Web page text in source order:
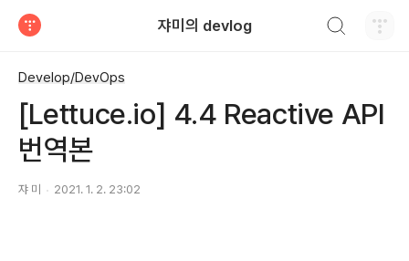
쟈미의 devlog
Develop/DevOps
[Lettuce.io] 4.4 Reactive API
번역본
쟈 미 2021. 1. 2. 23:02